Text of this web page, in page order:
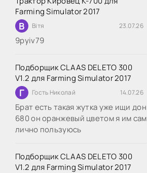
Farming Simulator 2017
В Вітя 23.07.26
9руіv79
Подборщик CLAAS DELETO 300
V1.2 для Farming Simulator 2017
Г Гость Николай 14.07.26
Брат есть такая жутка уже ищи дон
680 он оранжевый цветом я им сам
лично пользуюсь
Подборщик CLAAS DELETO 300
V1.2 для Farming Simulator 2017